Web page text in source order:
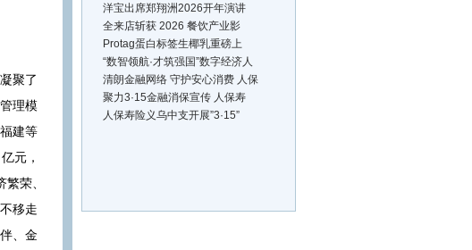
聚了
理模
建等
元，
荣、
移走
、金
洋宝出席郑翔洲2026开年演讲
全来店斩获 2026 餐饮产业影
Protag蛋白标签生椰乳重磅上
“数智领航·才筑强国”数字经济人
清朗金融网络 守护安心消费 人保
聚力3·15金融消保宣传 人保寿
人保寿险义乌中支开展”3·15”